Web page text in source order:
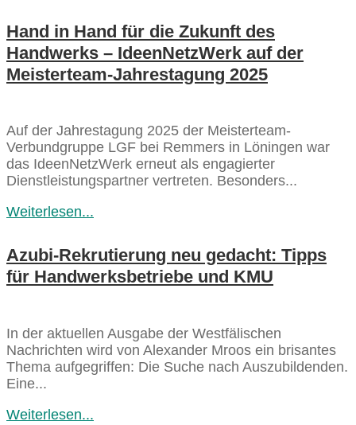
Hand in Hand für die Zukunft des
Handwerks – IdeenNetzWerk auf der
Meisterteam-Jahrestagung 2025
Auf der Jahrestagung 2025 der Meisterteam-
Verbundgruppe LGF bei Remmers in Löningen war
das IdeenNetzWerk erneut als engagierter
Dienstleistungspartner vertreten. Besonders...
Weiterlesen...
Azubi-Rekrutierung neu gedacht: Tipps
für Handwerksbetriebe und KMU
In der aktuellen Ausgabe der Westfälischen
Nachrichten wird von Alexander Mroos ein brisantes
Thema aufgegriffen: Die Suche nach Auszubildenden.
Eine...
Weiterlesen...